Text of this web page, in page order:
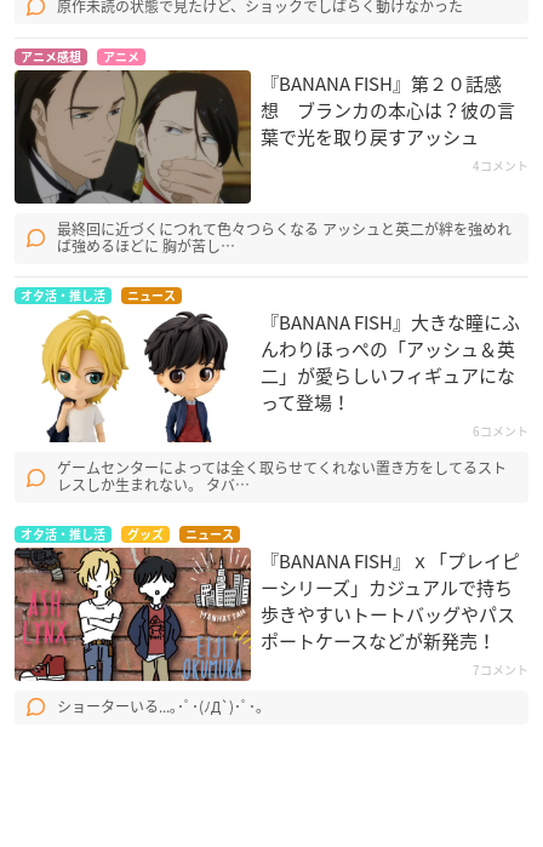
原作未読の状態で見たけど、ショックでしばらく動けなかった
アニメ感想 アニメ
『BANANA FISH』第２０話感
想 ブランカの本心は？彼の言
葉で光を取り戻すアッシュ
4コメント
最終回に近づくにつれて色々つらくなる アッシュと英二が絆を強めれ
ば強めるほどに 胸が苦し…
オタ活・推し活 ニュース
『BANANA FISH』大きな瞳にふ
んわりほっぺの「アッシュ＆英
二」が愛らしいフィギュアにな
って登場！
6コメント
ゲームセンターによっては全く取らせてくれない置き方をしてるスト
レスしか生まれない。 タバ…
オタ活・推し活 グッズ ニュース
『BANANA FISH』ｘ「プレイピ
ーシリーズ」カジュアルで持ち
歩きやすいトートバッグやパス
ポートケースなどが新発売！
7コメント
ショーターいる...｡･ﾟ･(ﾉД`)･ﾟ･｡